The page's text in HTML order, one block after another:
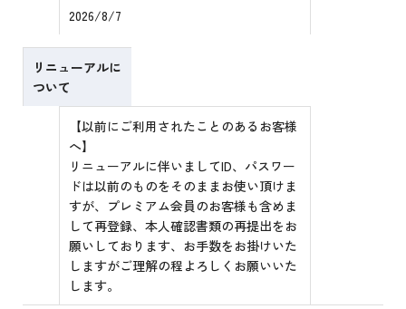
2026/8/7
リニューアルに
ついて
【以前にご利用されたことのあるお客様
へ】
リニューアルに伴いましてID、パスワー
ドは以前のものをそのままお使い頂けま
すが、プレミアム会員のお客様も含めま
して再登録、本人確認書類の再提出をお
願いしております、お手数をお掛けいた
しますがご理解の程よろしくお願いいた
します。